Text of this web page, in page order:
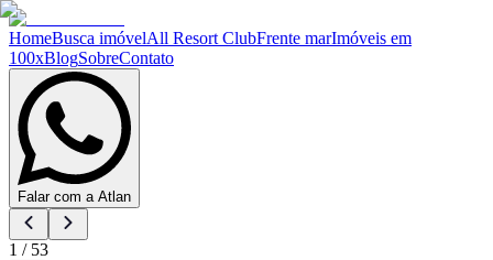
HomeBusca imóvelAll Resort ClubFrente marImóveis em
100xBlogSobreContato
Falar com a Atlan
1 / 53